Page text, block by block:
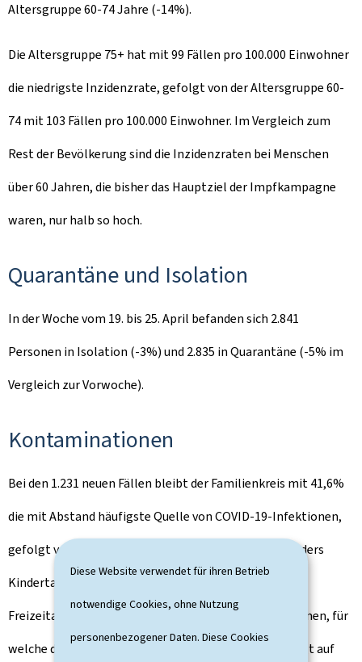
Diese Website verwendet für ihren Betrieb
notwendige Cookies, ohne Nutzung
personenbezogener Daten. Diese Cookies
Altersgruppe 60-74 Jahre (-14%).
Die Altersgruppe 75+ hat mit 99 Fällen pro 100.000 Einwohner
die niedrigste Inzidenzrate, gefolgt von der Altersgruppe 60-
74 mit 103 Fällen pro 100.000 Einwohner. Im Vergleich zum
Rest der Bevölkerung sind die Inzidenzraten bei Menschen
über 60 Jahren, die bisher das Hauptziel der Impfkampagne
waren, nur halb so hoch.
Quarantäne und Isolation
In der Woche vom 19. bis 25. April befanden sich 2.841
Personen in Isolation (-3%) und 2.835 in Quarantäne (-5% im
Vergleich zur Vorwoche).
Kontaminationen
Bei den 1.231 neuen Fällen bleibt der Familienkreis mit 41,6%
die mit Abstand häufigste Quelle von COVID-19-Infektionen,
gefolgt von der Arbeit (5,4%), Bildung (3,3%) - besonders
Kindertagesstätten, Reisen ins Ausland (3,2%) und
Freizeitaktivitäten (3,1%). Die Rate der Kontaminationen, für
welche die Quelle nicht eindeutig zuordenbar ist, steigt auf